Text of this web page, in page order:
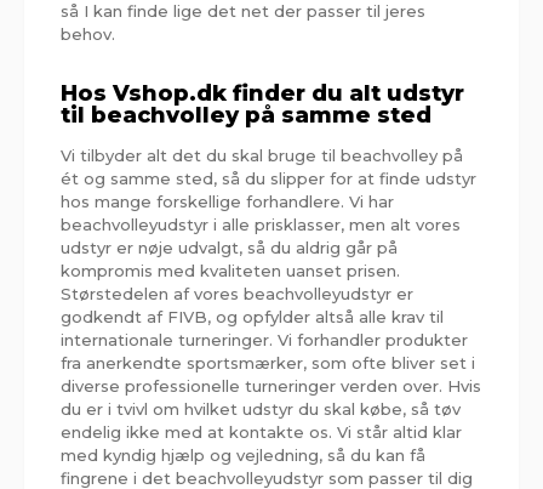
så I kan finde lige det net der passer til jeres
behov.
Hos Vshop.dk finder du alt udstyr
til beachvolley på samme sted
Vi tilbyder alt det du skal bruge til beachvolley på
ét og samme sted, så du slipper for at finde udstyr
hos mange forskellige forhandlere. Vi har
beachvolleyudstyr i alle prisklasser, men alt vores
udstyr er nøje udvalgt, så du aldrig går på
kompromis med kvaliteten uanset prisen.
Størstedelen af vores beachvolleyudstyr er
godkendt af FIVB, og opfylder altså alle krav til
internationale turneringer. Vi forhandler produkter
fra anerkendte sportsmærker, som ofte bliver set i
diverse professionelle turneringer verden over. Hvis
du er i tvivl om hvilket udstyr du skal købe, så tøv
endelig ikke med at kontakte os. Vi står altid klar
med kyndig hjælp og vejledning, så du kan få
fingrene i det beachvolleyudstyr som passer til dig